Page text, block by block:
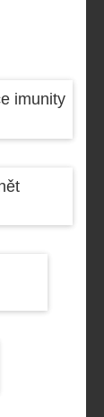
imunity